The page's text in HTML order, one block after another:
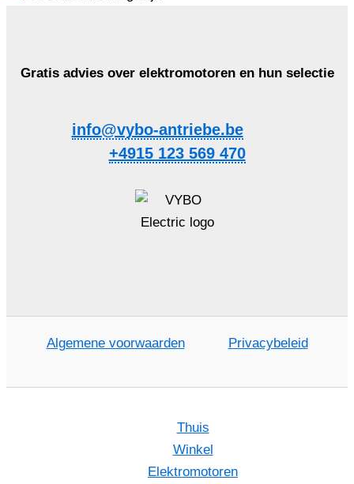
Gratis advies over elektromotoren en hun selectie
info@vybo-antriebe.be
+4915 123 569 470
Algemene voorwaarden Privacybeleid
Thuis
Winkel
Elektromotoren